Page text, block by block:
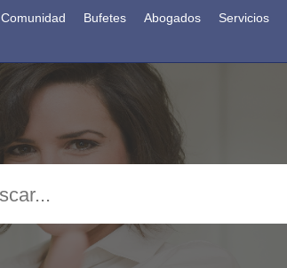
Comunidad Bufetes Abogados Servicios